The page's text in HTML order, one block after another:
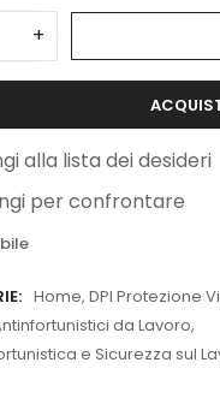
+
alla lista dei desideri
per confrontare
Home, DPI Protezione
da Lavoro,
e Sicurezza sul